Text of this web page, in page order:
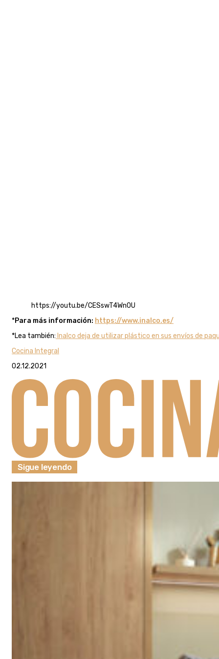
https://youtu.be/CESswT4Wn0U
*Para más información: https://www.inalco.es/
*Lea también: Inalco deja de utilizar plástico en sus envíos de
Cocina Integral
02.12.2021
Sigue leyendo